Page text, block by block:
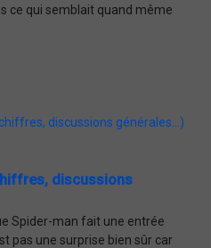
ce qui semblait quand même
(chiffres, discussions générales...)
discussions
Spider-man fait une entrée
pas une surprise bien sûr car